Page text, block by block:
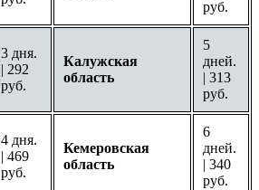
руб.
3 дня.
| 292
руб.
Калужская
область
5
дней.
| 313
руб.
4 дня.
| 469
руб.
Кемеровская
область
6
дней.
| 340
руб.